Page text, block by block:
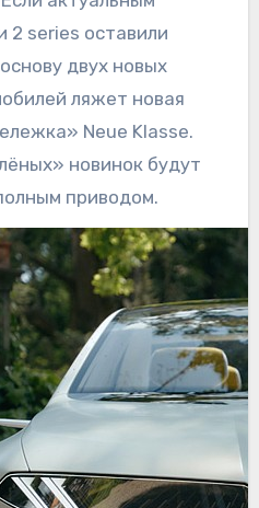
2 series оставили
двух новых
ляжет новая
Neue Klasse.
новинок будут
приводом.